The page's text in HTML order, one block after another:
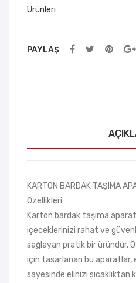
Ürünleri
PAYLAŞ
KARTON BARDAK TAŞIMA
Özellikleri
Karton bardak taşıma
içeceklerinizi rahat ve
sağlayan pratik bir üründür.
için tasarlanan bu aparatlar,
sayesinde elinizi sıcaklıktan